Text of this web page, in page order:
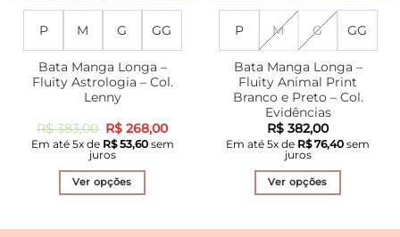
P M G GG
Bata Manga Longa –
Fluity Astrologia – Col.
Lenny
R$383,00 O
preço
original
era:
R$ 383,00.
R$ 268,00O
preço
atual
Em até 5x de R$53,60sem
juros
Ver opções
P M G GG
Bata Manga Longa –
Fluity Animal Print
Branco e Preto – Col.
Evidências
R$ 382,00
Em até 5x de R$76,40 sem
juros
Ver opções